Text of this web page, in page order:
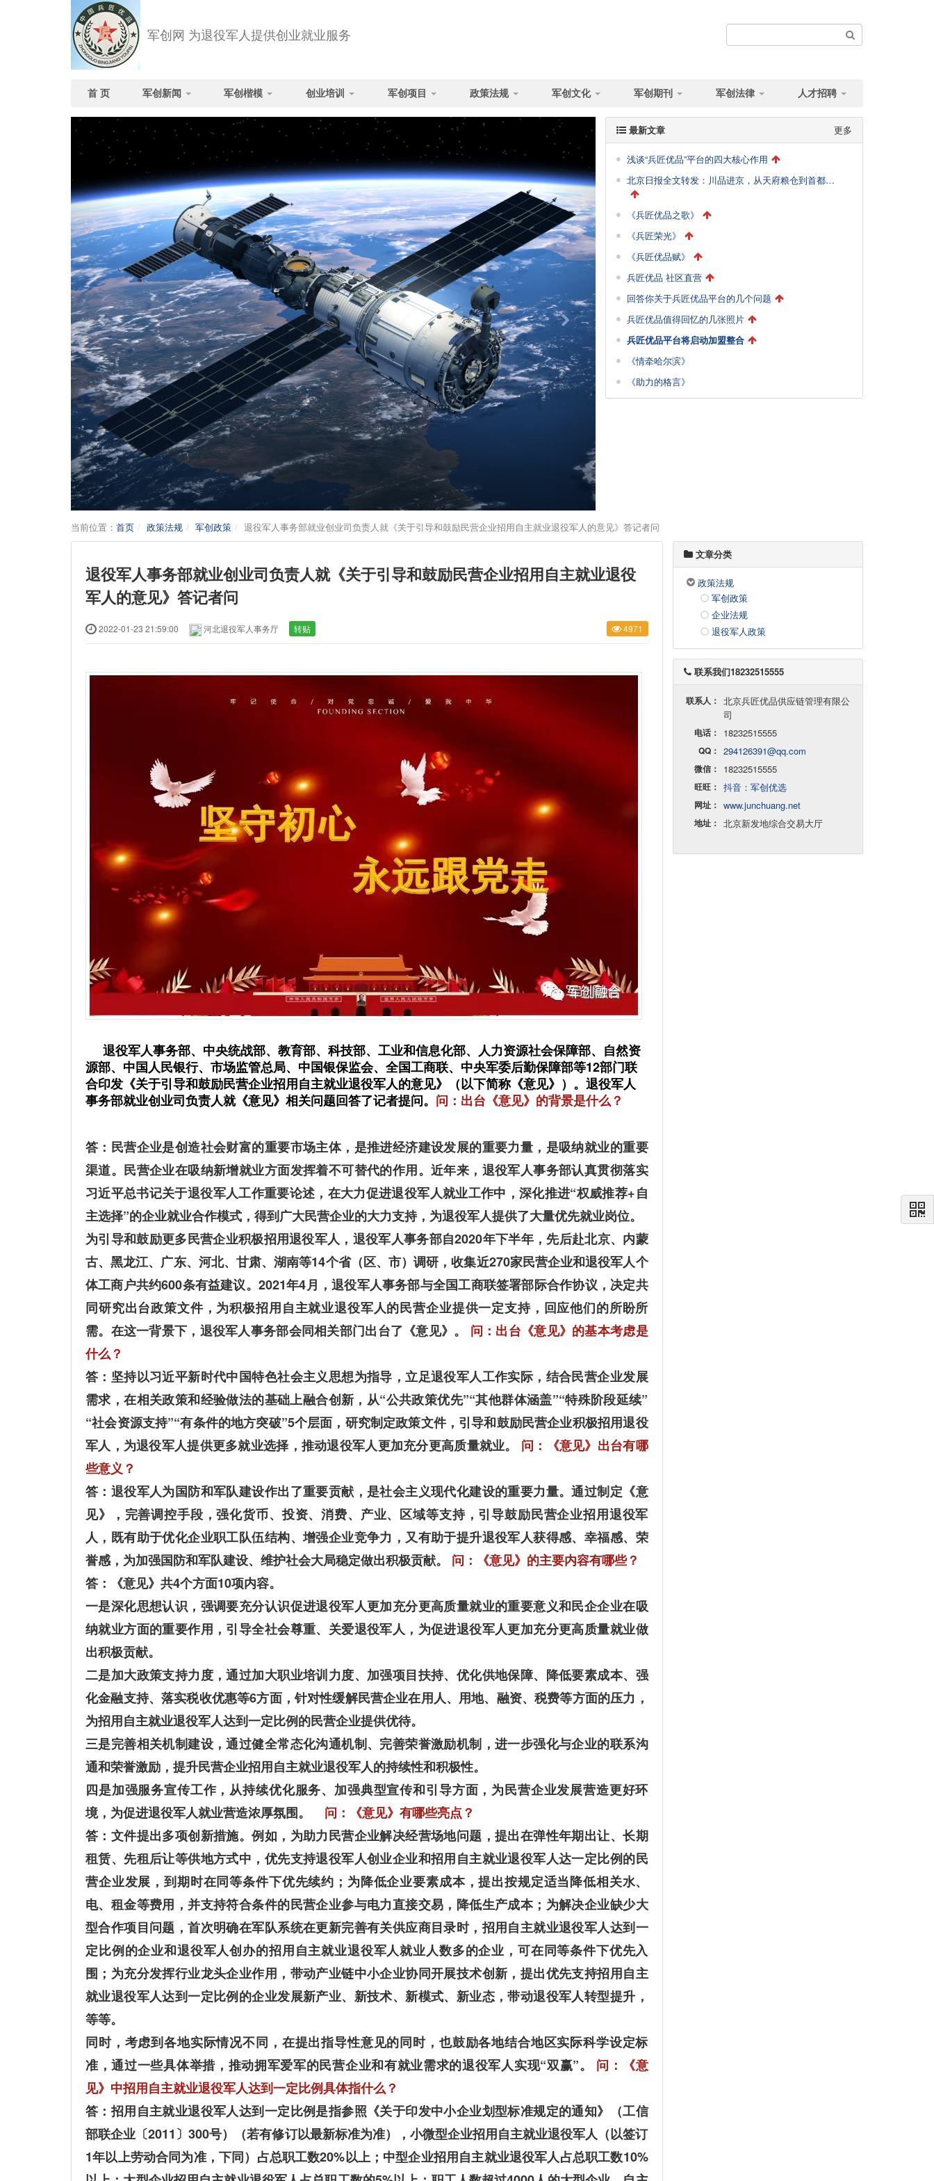
军创网 为退役军人提供创业就业服务
首 页 军创新闻 军创楷模 创业培训 军创项目 政策法规 军创文化 军创期刊 军创法律 人才招聘
最新文章 更多
浅谈“兵匠优品”平台的四大核心作用
北京日报全文转发：川品进京，从天府粮仓到首都餐桌的破局与突围
《兵匠优品之歌》
《兵匠荣光》
《兵匠优品赋》
兵匠优品 社区直营
回答你关于兵匠优品平台的几个问题
兵匠优品值得回忆的几张照片
兵匠优品平台将启动加盟整合
《情牵哈尔滨》
《助力的格言》
当前位置： 首页 政策法规 军创政策 退役军人事务部就业创业司负责人就《关于引导和鼓励民营企业招用自主就业退役军人的意见》答记者问
退役军人事务部就业创业司负责人就《关于引导和鼓励民营企业招用自主就业退役
军人的意见》答记者问
2022-01-23 21:59:00 河北退役军人事务厅 转贴 4971
退役军人事务部、中央统战部、教育部、科技部、工业和信息化部、人力资源社会保障部、自然资
源部、中国人民银行、市场监管总局、中国银保监会、全国工商联、中央军委后勤保障部等12部门联
合印发《关于引导和鼓励民营企业招用自主就业退役军人的意见》（以下简称《意见》）。退役军人
事务部就业创业司负责人就《意见》相关问题回答了记者提问。 问：出台《意见》的背景是什么？
答：民营企业是创造社会财富的重要市场主体，是推进经济建设发展的重要力量，是吸纳就业的重要
渠道。民营企业在吸纳新增就业方面发挥着不可替代的作用。近年来，退役军人事务部认真贯彻落实
习近平总书记关于退役军人工作重要论述，在大力促进退役军人就业工作中，深化推进“权威推荐+自
主选择”的企业就业合作模式，得到广大民营企业的大力支持，为退役军人提供了大量优先就业岗位。
为引导和鼓励更多民营企业积极招用退役军人，退役军人事务部自2020年下半年，先后赴北京、内蒙
古、黑龙江、广东、河北、甘肃、湖南等14个省（区、市）调研，收集近270家民营企业和退役军人个
体工商户共约600条有益建议。2021年4月，退役军人事务部与全国工商联签署部际合作协议，决定共
同研究出台政策文件，为积极招用自主就业退役军人的民营企业提供一定支持，回应他们的所盼所
需。在这一背景下，退役军人事务部会同相关部门出台了《意见》。
问：出台《意见》的基本考虑是
什么？
答：坚持以习近平新时代中国特色社会主义思想为指导，立足退役军人工作实际，结合民营企业发展
需求，在相关政策和经验做法的基础上融合创新，从“公共政策优先”“其他群体涵盖”“特殊阶段延续”
“社会资源支持”“有条件的地方突破”5个层面，研究制定政策文件，引导和鼓励民营企业积极招用退役
军人，为退役军人提供更多就业选择，推动退役军人更加充分更高质量就业。
问：《意见》出台有哪
些意义？
答：退役军人为国防和军队建设作出了重要贡献，是社会主义现代化建设的重要力量。通过制定《意
见》，完善调控手段，强化货币、投资、消费、产业、区域等支持，引导鼓励民营企业招用退役军
人，既有助于优化企业职工队伍结构、增强企业竞争力，又有助于提升退役军人获得感、幸福感、荣
誉感，为加强国防和军队建设、维护社会大局稳定做出积极贡献。
问：《意见》的主要内容有哪些？
答：《意见》共4个方面10项内容。
一是深化思想认识，强调要充分认识促进退役军人更加充分更高质量就业的重要意义和民企企业在吸
纳就业方面的重要作用，引导全社会尊重、关爱退役军人，为促进退役军人更加充分更高质量就业做
出积极贡献。
二是加大政策支持力度，通过加大职业培训力度、加强项目扶持、优化供地保障、降低要素成本、强
化金融支持、落实税收优惠等6方面，针对性缓解民营企业在用人、用地、融资、税费等方面的压力，
为招用自主就业退役军人达到一定比例的民营企业提供优待。
三是完善相关机制建设，通过健全常态化沟通机制、完善荣誉激励机制，进一步强化与企业的联系沟
通和荣誉激励，提升民营企业招用自主就业退役军人的持续性和积极性。
四是加强服务宣传工作，从持续优化服务、加强典型宣传和引导方面，为民营企业发展营造更好环
境，为促进退役军人就业营造浓厚氛围。
问：《意见》有哪些亮点？
答：文件提出多项创新措施。例如，为助力民营企业解决经营场地问题，提出在弹性年期出让、长期
租赁、先租后让等供地方式中，优先支持退役军人创业企业和招用自主就业退役军人达一定比例的民
营企业发展，到期时在同等条件下优先续约；为降低企业要素成本，提出按规定适当降低相关水、
电、租金等费用，并支持符合条件的民营企业参与电力直接交易，降低生产成本；为解决企业缺少大
型合作项目问题，首次明确在军队系统在更新完善有关供应商目录时，招用自主就业退役军人达到一
定比例的企业和退役军人创办的招用自主就业退役军人就业人数多的企业，可在同等条件下优先入
围；为充分发挥行业龙头企业作用，带动产业链中小企业协同开展技术创新，提出优先支持招用自主
就业退役军人达到一定比例的企业发展新产业、新技术、新模式、新业态，带动退役军人转型提升，
等等。
同时，考虑到各地实际情况不同，在提出指导性意见的同时，也鼓励各地结合地区实际科学设定标
准，通过一些具体举措，推动拥军爱军的民营企业和有就业需求的退役军人实现“双赢”。
问：《意
见》中招用自主就业退役军人达到一定比例具体指什么？
答：招用自主就业退役军人达到一定比例是指参照《关于印发中小企业划型标准规定的通知》（工信
部联企业〔2011〕300号）（若有修订以最新标准为准），小微型企业招用自主就业退役军人（以签订
1年以上劳动合同为准，下同）占总职工数20%以上；中型企业招用自主就业退役军人占总职工数10%
文章分类
政策法规
军创政策
企业法规
退役军人政策
联系我们18232515555
联系人： 北京兵匠优品供应链管理有限公
司
电话： 18232515555
QQ： 294126391@qq.com
微信： 18232515555
旺旺： 抖音：军创优选
网址： www.junchuang.net
地址： 北京新发地综合交易大厅